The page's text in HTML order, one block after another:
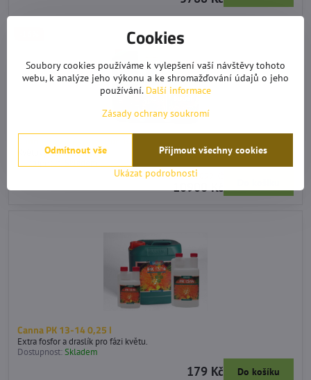
Květový stimulátor.
10900 Kč
12999 Kč Sleva 2099 Kč
Canna PK 13-14 0,25 l
Extra fosfor a draslík pro fázi květu.
Dostupnost:Skladem
179 Kč Do košíku
Cookies
Soubory cookies používáme k vylepšení vaší návštěvy tohoto
webu, k analýze jeho výkonu a ke shromažďování údajů o jeho
používání. Další informace
Zásady ochrany soukromí
Ukázat podrobnosti
Přijmout všechny cookies
Odmítnout vše